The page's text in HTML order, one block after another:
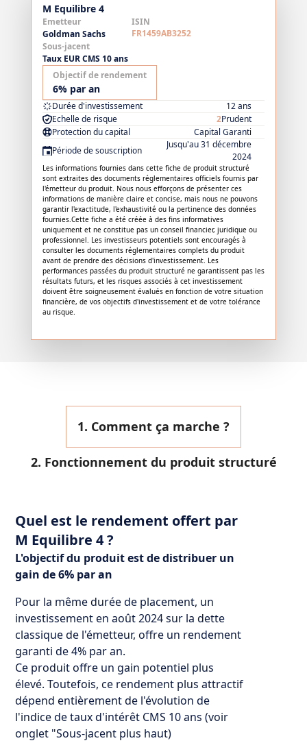
M Equilibre 4
Emetteur
Goldman Sachs
ISIN
FR1459AB3252
Sous-jacent
Taux EUR CMS 10 ans
Objectif de rendement
6% par an
Durée d'investissement
12 ans
Echelle de risque
2Prudent
Protection du capital
Capital Garanti
Période de souscription
Jusqu'au 31 décembre
2024
Les informations fournies dans cette fiche de produit structuré
sont extraites des documents réglementaires officiels fournis par
l'émetteur du produit. Nous nous efforçons de présenter ces
informations de manière claire et concise, mais nous ne pouvons
garantir l'exactitude, l'exhaustivité ou la pertinence des données
fournies.Cette fiche a été créée à des fins informatives
uniquement et ne constitue pas un conseil financier, juridique ou
professionnel. Les investisseurs potentiels sont encouragés à
consulter les documents réglementaires complets du produit
avant de prendre des décisions d'investissement. Les
performances passées du produit structuré ne garantissent pas les
résultats futurs, et les risques associés à cet investissement
doivent être soigneusement évalués en fonction de votre situation
financière, de vos objectifs d'investissement et de votre tolérance
au risque.
1. Comment ça marche ?
2. Fonctionnement du produit structuré
Quel est le rendement offert par
M Equilibre 4 ?
L'objectif du produit est de distribuer un
gain de 6% par an
Pour la même durée de placement, un
investissement en août 2024 sur la dette
classique de l'émetteur, offre un rendement
garanti de 4% par an.
Ce produit offre un gain potentiel plus
élevé. Toutefois, ce rendement plus attractif
dépend entièrement de l'évolution de
l'indice de taux d'intérêt CMS 10 ans (voir
onglet "Sous-jacent plus haut)